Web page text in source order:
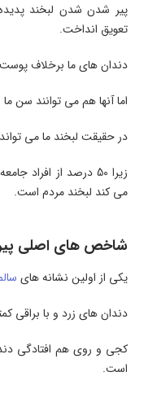
پیر شدن شدن لبخند
تعویق انداخت.
دندان های ما برخلاف
اما آنها هم می توانند سن
در حقیقت لبخند ما می
زیرا 50 درصد از
می کند لبخند مردم است.
شاخص های اصلی
یکی از اولین نشانه های
دندان های زرد و با براقی
کجی و روی هم افتادگی
است.